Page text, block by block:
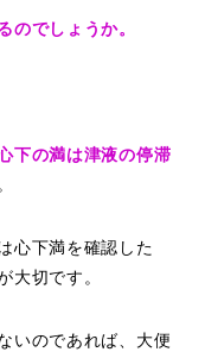
のでしょうか。
下の満は津液の停滞
心下満を確認した
大切です。
いのであれば、大便